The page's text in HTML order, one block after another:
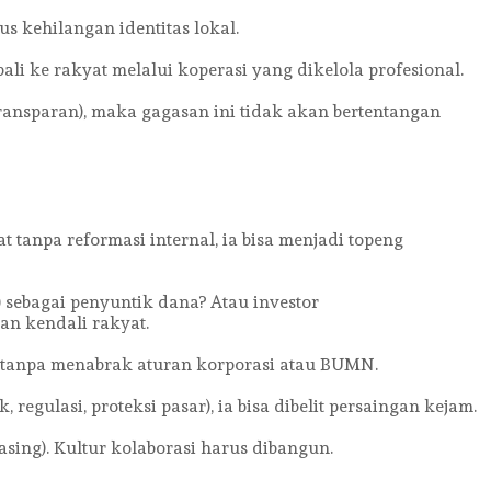
kehilangan identitas lokal.
ke rakyat melalui koperasi yang dikelola profesional.
maka gagasan ini tidak akan bertentangan
tanpa reformasi internal, ia bisa menjadi topeng
penyuntik dana? Atau investor
kendali rakyat.
menabrak aturan korporasi atau BUMN.
proteksi pasar), ia bisa dibelit persaingan kejam.
Kultur kolaborasi harus dibangun.